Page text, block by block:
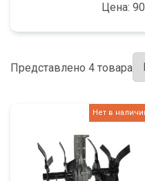
Цена:
Представлено 4 товара
Нет в